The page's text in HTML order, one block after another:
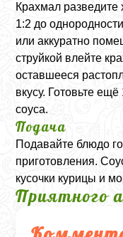
Крахмал
1:2 до
или аккуратно
струйкой влейте
оставшееся
вкусу. Готовьте
соуса.
Подача
Подавайте блюдо
приготовления.
кусочки курицы и
Приятного